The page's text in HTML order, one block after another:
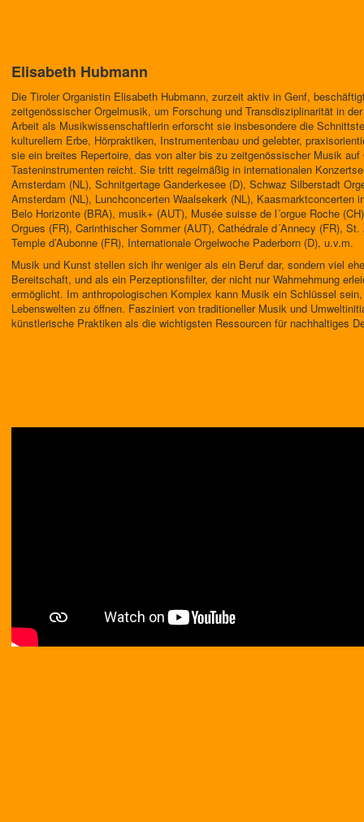
Elisabeth Hubmann
Die Tiroler Organistin Elisabeth Hubmann, zurzeit aktiv in Genf,
zeitgenössischer Orgelmusik, um Forschung und Transdisziplinarität in
Arbeit als Musikwissenschaftlerin erforscht sie insbesondere die
kulturellem Erbe, Hörpraktiken, Instrumentenbau und gelebter,
sie ein breites Repertoire, das von alter bis zu zeitgenössischer Musik auf
Tasteninstrumenten reicht. Sie tritt regelmäßig in internationalen
Amsterdam (NL), Schnitgertage Ganderkesee (D), Schwaz Silberstadt
Amsterdam (NL), Lunchconcerten Waalsekerk (NL), Kaasmarktconcerten
Belo Horizonte (BRA), musik+ (AUT), Musée suisse de l´orgue Roche
Orgues (FR), Carinthischer Sommer (AUT), Cathédrale d´Annecy (FR),
Temple d’Aubonne (FR), Internationale Orgelwoche Paderborn (D), u.v.m.
Musik und Kunst stellen sich ihr weniger als ein Beruf dar, sondern viel
Bereitschaft, und als ein Perzeptionsfilter, der nicht nur Wahrnehmung
ermöglicht. Im anthropologischen Komplex kann Musik ein Schlüssel
Lebenswelten zu öffnen. Fasziniert von traditioneller Musik und
künstlerische Praktiken als die wichtigsten Ressourcen für nachhaltiges